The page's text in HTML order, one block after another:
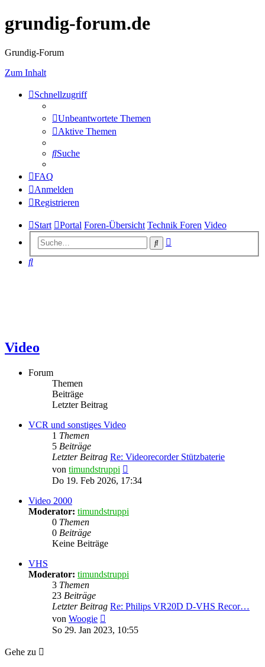
grundig-forum.de
Grundig-Forum
Zum Inhalt
Schnellzugriff
Unbeantwortete Themen
Aktive Themen
Suche
FAQ
Anmelden
Registrieren
Start Portal Foren-Übersicht Technik Foren Video
Suche
Suche
Video
Forum
Themen
Beiträge
Letzter Beitrag
VCR und sonstiges Video
1 Themen
5 Beiträge
Letzter Beitrag Re: Videorecorder Stützbaterie
von timundstruppi
Beitrag
Do 19. Feb 2026, 17:34
Video 2000
Moderator: timundstruppi
0 Themen
0 Beiträge
Keine Beiträge
VHS
Moderator: timundstruppi
3 Themen
23 Beiträge
Letzter Beitrag Re: Philips VR20D D-VHS Recor…
von Woogie
Beitrag
So 29. Jan 2023, 10:55
Gehe zu